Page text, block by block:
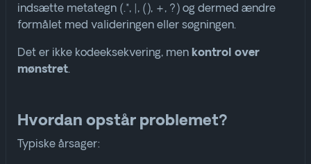
indsætte metategn (.*, , (), +, ?) og dermed ændre
formålet med valideringen eller søgningen.
Det er ikke kodeeksekvering, men kontrol over
mønstret.
Hvordan opstår problemet?
Typiske årsager: